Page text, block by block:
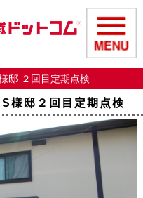
邸 ２回目定期点検
様邸２回目定期点検